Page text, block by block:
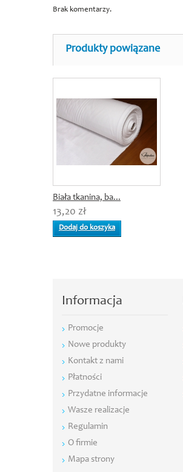
Brak komentarzy.
Produkty powiązane
Biała tkanina, ba...
13,20 zł
Dodaj do koszyka
Informacja
Promocje
Nowe produkty
Kontakt z nami
Płatności
Przydatne informacje
Wasze realizacje
Regulamin
O firmie
Mapa strony